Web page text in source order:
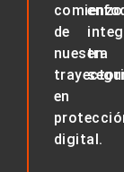
comienzo
de
nuestra
en
digital.
en